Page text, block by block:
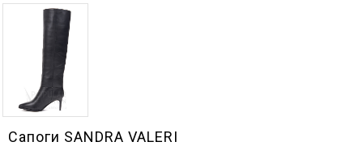
Сапоги SANDRA VALERI